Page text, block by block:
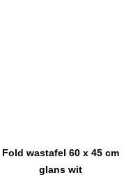
Fold wastafel 60 x 45 cm
glans wit